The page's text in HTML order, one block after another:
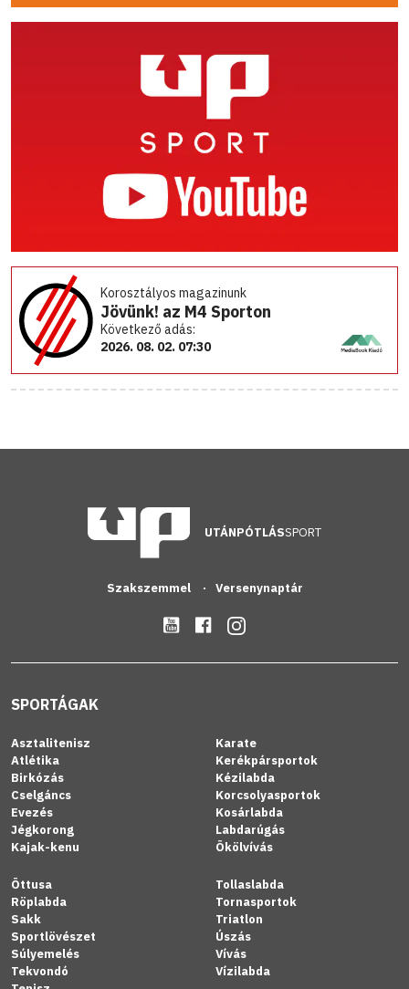
Korosztályos magazinunk
Jövünk! az M4 Sporton
Következő adás:
2026. 08. 02. 07:30
UTÁNPÓTLÁSSPORT
Szakszemmel Versenynaptár
SPORTÁGAK
Asztalitenisz
Atlétika
Birkózás
Cselgáncs
Evezés
Jégkorong
Kajak-kenu
Karate
Kerékpársportok
Kézilabda
Korcsolyasportok
Kosárlabda
Labdarúgás
Ökölvívás
Öttusa
Röplabda
Sakk
Sportlövészet
Súlyemelés
Tekvondó
Tollaslabda
Tornasportok
Triatlon
Úszás
Vívás
Vízilabda